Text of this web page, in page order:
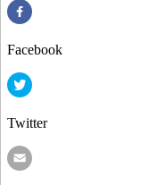
Facebook
Twitter